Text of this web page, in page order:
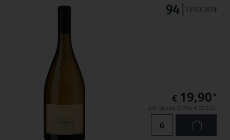
€ 19,90 *
pro Flasche (0.75l), € 26,53/L